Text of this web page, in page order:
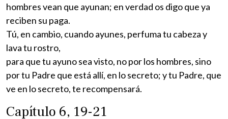
hombres vean que ayunan; en verdad os digo que ya
reciben su paga.
Tú, en cambio, cuando ayunes, perfuma tu cabeza y
lava tu rostro,
para que tu ayuno sea visto, no por los hombres, sino
por tu Padre que está allí, en lo secreto; y tu Padre, que
ve en lo secreto, te recompensará.
Capítulo 6, 19-21